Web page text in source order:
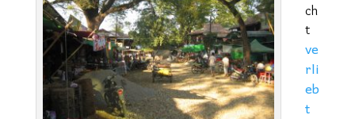
ch
t
ve
rli
eb
t